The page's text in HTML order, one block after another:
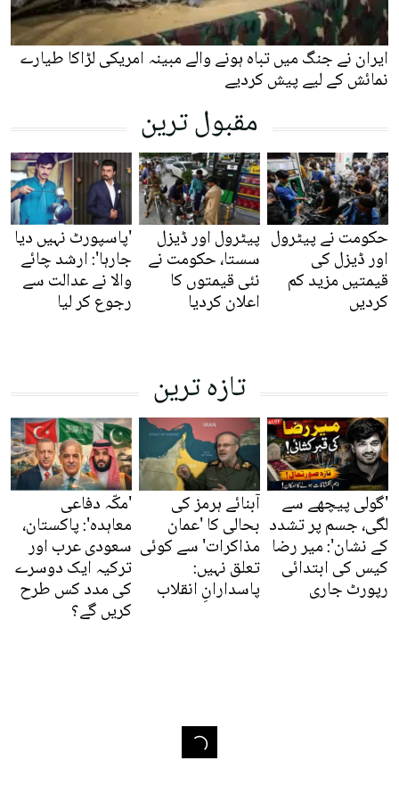
ایران نے جنگ میں تباہ ہونے والے مبینہ امریکی لڑاکا طیارے
نمائش کے لیے پیش کردیے
مقبول ترین
حکومت نے پیٹرول
اور ڈیزل کی
قیمتیں مزید کم
کردیں
پیٹرول اور ڈیزل
سستا، حکومت نے
نئی قیمتوں کا
اعلان کردیا
'پاسپورٹ نہیں دیا
جارہا': ارشد چائے
والا نے عدالت سے
رجوع کر لیا
تازہ ترین
'گولی پیچھے سے
لگی، جسم پر تشدد
کے نشان': میر رضا
کیس کی ابتدائی
رپورٹ جاری
آبنائے ہرمز کی
بحالی کا 'عمان
مذاکرات' سے کوئی
تعلق نہیں:
پاسدارانِ انقلاب
'مکّہ دفاعی
معاہدہ': پاکستان،
سعودی عرب اور
ترکیہ ایک دوسرے
کی مدد کس طرح
کریں گے؟